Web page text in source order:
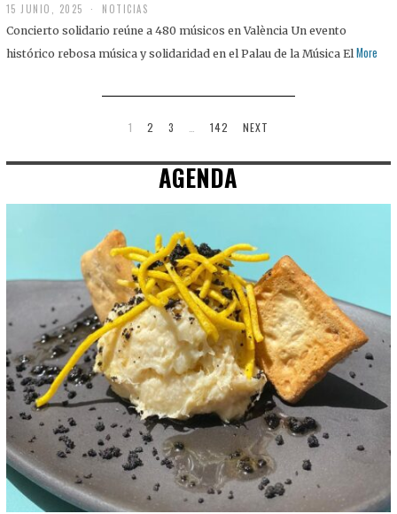
15 JUNIO, 2025 NOTICIAS
Concierto solidario reúne a 480 músicos en València Un evento
histórico rebosa música y solidaridad en el Palau de la Música El More
1 2 3 142 NEXT
AGENDA